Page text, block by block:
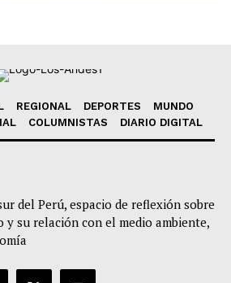
REGIONAL DEPORTES
MUNDO
COLUMNISTAS DIARIO DIGITAL
del Perú, espacio de reflexión sobre
su relación con el medio ambiente,